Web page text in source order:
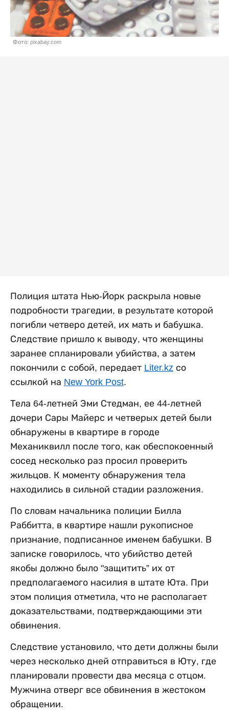
Фото: pixabay.com
Полиция штата Нью-Йорк раскрыла новые
подробности трагедии, в результате которой
погибли четверо детей, их мать и бабушка.
Следствие пришло к выводу, что женщины
заранее спланировали убийства, а затем
покончили с собой, передает Liter.kz со
ссылкой на New York Post.
Тела 64-летней Эми Стедман, ее 44-летней
дочери Сары Майерс и четверых детей были
обнаружены в квартире в городе
Механиквилл после того, как обеспокоенный
сосед несколько раз просил проверить
жильцов. К моменту обнаружения тела
находились в сильной стадии разложения.
По словам начальника полиции Билла
Раббитта, в квартире нашли рукописное
признание, подписанное именем бабушки. В
записке говорилось, что убийство детей
якобы должно было "защитить” их от
предполагаемого насилия в штате Юта. При
этом полиция отметила, что не располагает
доказательствами, подтверждающими эти
обвинения.
Следствие установило, что дети должны были
через несколько дней отправиться в Юту, где
планировали провести два месяца с отцом.
Мужчина отверг все обвинения в жестоком
обращении.